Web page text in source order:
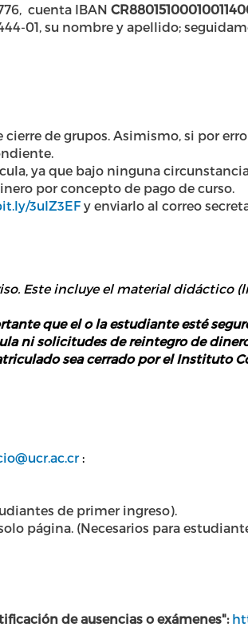
cuenta IBAN
01, su nombre y apellido;
de grupos. Asimismo, si por
ya que bajo ninguna
por concepto de pago de curso.
3uIZ3EF y enviarlo al correo
Este incluye el material didáctico
que el o la estudiante esté
ni solicitudes de reintegro de
sea cerrado por el Instituto
:
de primer ingreso).
página. (Necesarios para
de ausencias o exámenes":